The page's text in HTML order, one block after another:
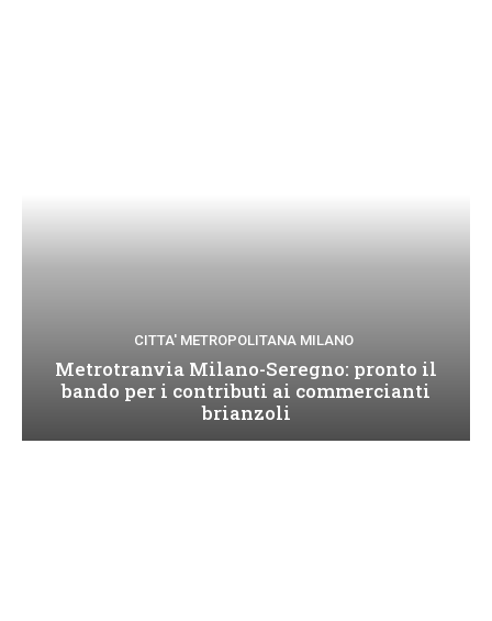
CITTA' METROPOLITANA MILANO
Metrotranvia Milano-Seregno: pronto il
bando per i contributi ai commercianti
brianzoli